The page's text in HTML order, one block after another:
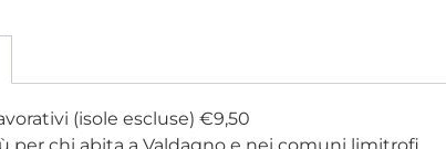
(isole escluse) €9,50